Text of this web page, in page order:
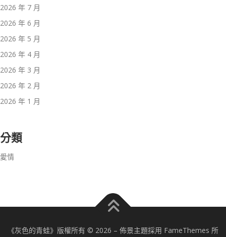
2026 年 7 月
2026 年 6 月
2026 年 5 月
2026 年 4 月
2026 年 3 月
2026 年 2 月
2026 年 1 月
分類
愛情
《灰色的青蛙》版權所有 © 2026 – 佈景主題採用 FameThemes 所